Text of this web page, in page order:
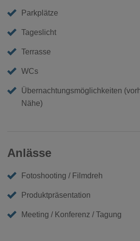
Parkplätze
Tageslicht
Terrasse
WCs
Übernachtungsmöglichkeiten
Nähe)
Anlässe
Fotoshooting / Filmdreh
Produktpräsentation
Meeting / Konferenz / Tagung